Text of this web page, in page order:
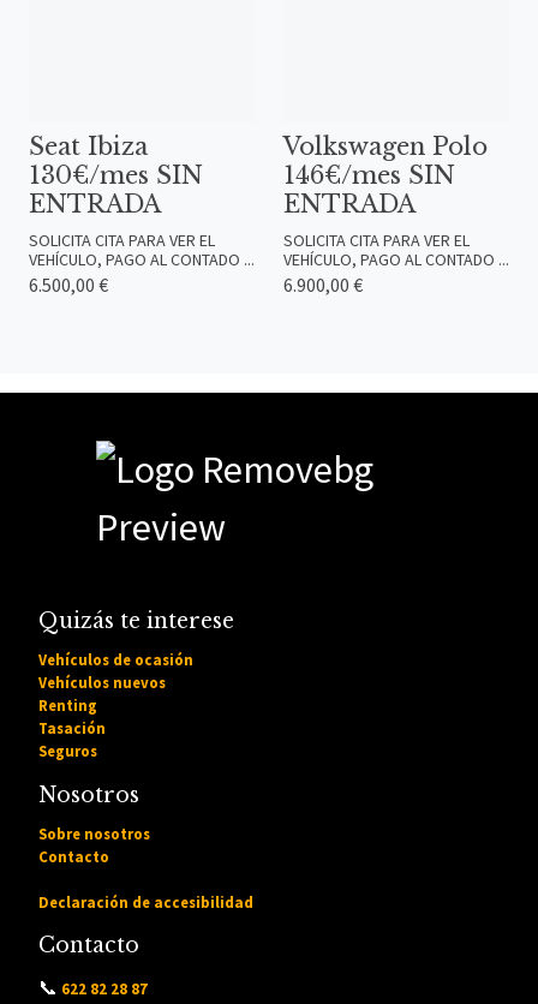
Seat Ibiza
130€/mes SIN
ENTRADA
SOLICITA CITA PARA VER EL
VEHÍCULO, PAGO AL CONTADO ...
6.500,00 €
Volkswagen Polo
146€/mes SIN
ENTRADA
SOLICITA CITA PARA VER EL
VEHÍCULO, PAGO AL CONTADO ...
6.900,00 €
Quizás te interese
Vehículos de ocasión
Vehículos nuevos
Renting
Tasación
Seguros
Nosotros
Sobre nosotros
Contacto
Declaración de accesibilidad
Contacto
📞 622 82 28 87